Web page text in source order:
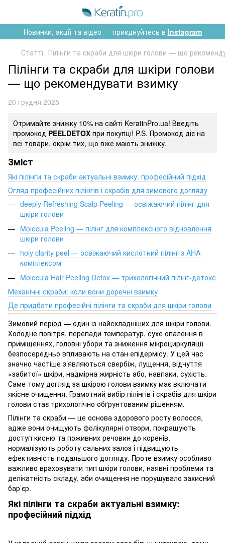
Новинки, акції та відео — приєднуйтесь в Instagram
Статті Пілінги та скраби для шкіри голови — що
Пілінги та скраби для шкіри голови
— що рекомендувати взимку
20 грудня 2025
Отримайте знижку 10% на сайті KeratinPro.ua! Введіть
промокод PEELDETOX при покупці! P.S. Промокод діє на
всі товари, окрім тих, що вже мають знижку.
Зміст
Які пілінги та скраби актуальні взимку: професійний підхід
Огляд професійних пілінгів і скрабів для зимового догляду
deeply Refreshing Scalp Peeling — освіжаючий пілінг для
шкіри голови
Molecula Peeling — пілінг для комплексного відновлення
шкіри голови
holy clarity peel — освіжаючий кислотний пілінг з AHA-
комплексом
Molecula Hair Peeling Detox — трихологічний пілінг-детокс
Механічні скраби: коли вони доречні взимку
Де придбати професійні пілінги та скраби для шкіри голови
Зимовий період — один із найскладніших для шкіри голови.
Холодне повітря, перепади температур, сухе опалення в
приміщеннях, головні убори та зниження мікроциркуляції
безпосередньо впливають на стан епідермісу. У цей час
значно частіше з’являються свербіж, лущення, відчуття
«забитої» шкіри, надмірна жирність або, навпаки, сухість.
Саме тому догляд за шкірою голови взимку має включати
якісне очищення. Грамотний вибір пілінгів і скрабів для шкіри
голови стає трихологічно обґрунтованим рішенням.
Пілінги та скраби — це основа здорового росту волосся,
адже вони очищують фолікулярні отвори, покращують
доступ кисню та поживних речовин до коренів,
нормалізують роботу сальних залоз і підвищують
ефективність подальшого догляду. Проте взимку особливо
важливо враховувати тип шкіри голови, наявні проблеми та
делікатність складу, аби очищення не порушувало захисний
бар’єр.
Які пілінги та скраби актуальні взимку:
професійний підхід